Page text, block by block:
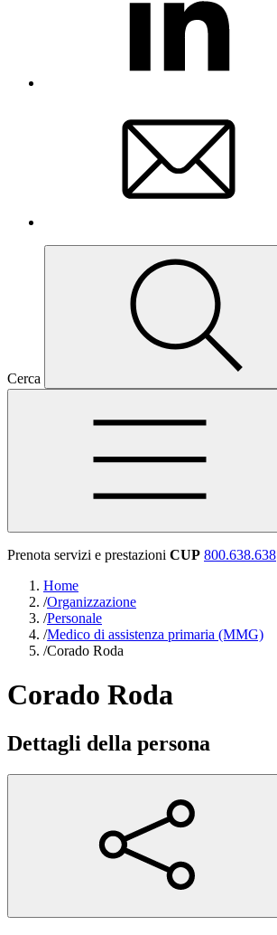
Cerca
Prenota servizi e prestazioni CUP 800.638.638
Home
/Organizzazione
/Personale
/Medico di assistenza primaria (MMG)
/Corado Roda
Corado Roda
Dettagli della persona